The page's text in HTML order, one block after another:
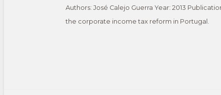
Authors: José Calejo Guerra Year: 2013
the corporate income tax reform in Portugal.